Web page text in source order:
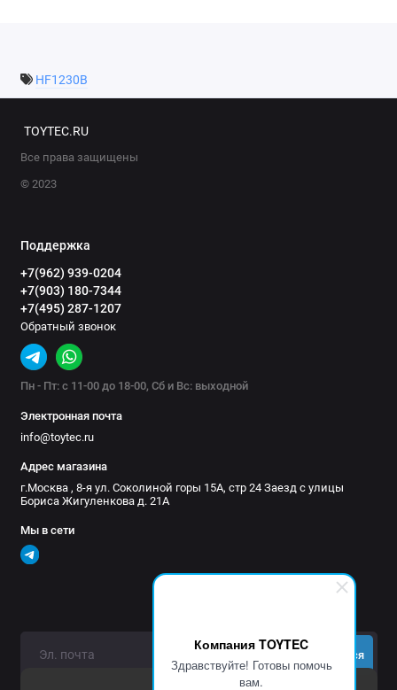
Компания TOYTEC
Здравствуйте! Готовы помочь
вам.
HF1230B
TOYTEC.RU
Все права защищены
© 2023
Поддержка
+7(962) 939-0204
+7(903) 180-7344
+7(495) 287-1207
Обратный звонок
Пн - Пт: с 11-00 до 18-00, Сб и Вс: выходной
Электронная почта
info@toytec.ru
Адрес магазина
г.Москва , 8-я ул. Соколиной горы 15А, стр 24 Заезд с улицы
Бориса Жигуленкова д. 21А
Мы в сети
Подписаться